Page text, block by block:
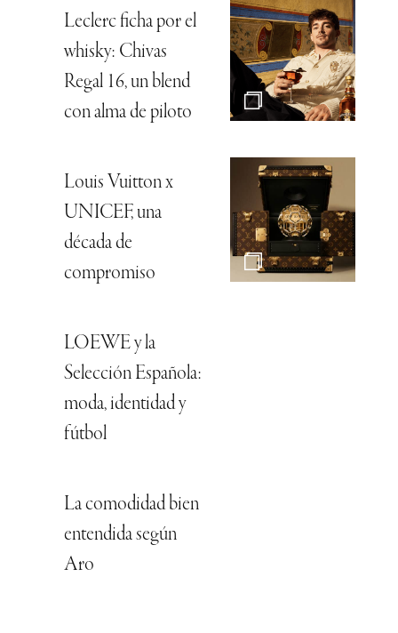
Leclerc ficha por el
whisky: Chivas
Regal 16, un blend
con alma de piloto
Louis Vuitton x
UNICEF, una
década de
compromiso
LOEWE y la
Selección Española:
moda, identidad y
fútbol
La comodidad bien
entendida según
Aro